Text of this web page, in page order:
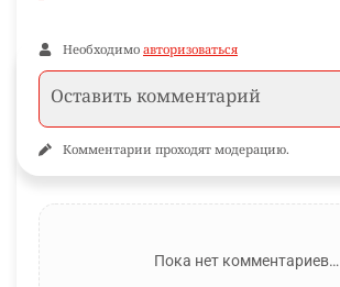
Необходимо авторизоваться
Комментарии проходят модерацию.
Пока нет комментариев…